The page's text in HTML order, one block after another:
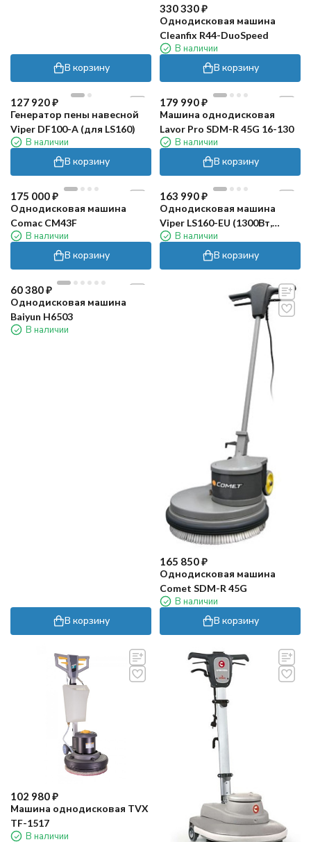
В корзину
330 330₽
Однодисковая машина
Cleanfix R44-DuoSpeed
В наличии
В корзину
127 920₽
Генератор пены навесной
Viper DF100-A (для LS160)
В наличии
В корзину
179 990₽
Машина однодисковая
Lavor Pro SDM-R 45G 16-130
В наличии
В корзину
175 000₽
Однодисковая машина
Comac CM43F
В наличии
В корзину
163 990₽
Однодисковая машина
Viper LS160-EU (1300Вт,
430мм)
В наличии
В корзину
60 380₽
Однодисковая машина
Baiyun H6503
В наличии
В корзину
165 850₽
Однодисковая машина
Comet SDM-R 45G
В наличии
В корзину
102 980₽
Машина однодисковая TVX
TF-1517
В наличии